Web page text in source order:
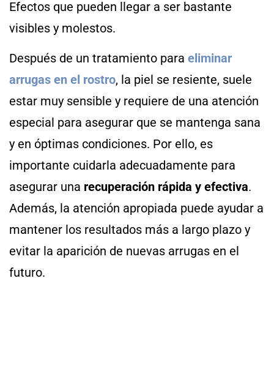
Efectos que pueden llegar a ser bastante
visibles y molestos.
Después de un tratamiento para eliminar
arrugas en el rostro, la piel se resiente, suele
estar muy sensible y requiere de una atención
especial para asegurar que se mantenga sana
y en óptimas condiciones. Por ello, es
importante cuidarla adecuadamente para
asegurar una recuperación rápida y efectiva.
Además, la atención apropiada puede ayudar a
mantener los resultados más a largo plazo y
evitar la aparición de nuevas arrugas en el
futuro.